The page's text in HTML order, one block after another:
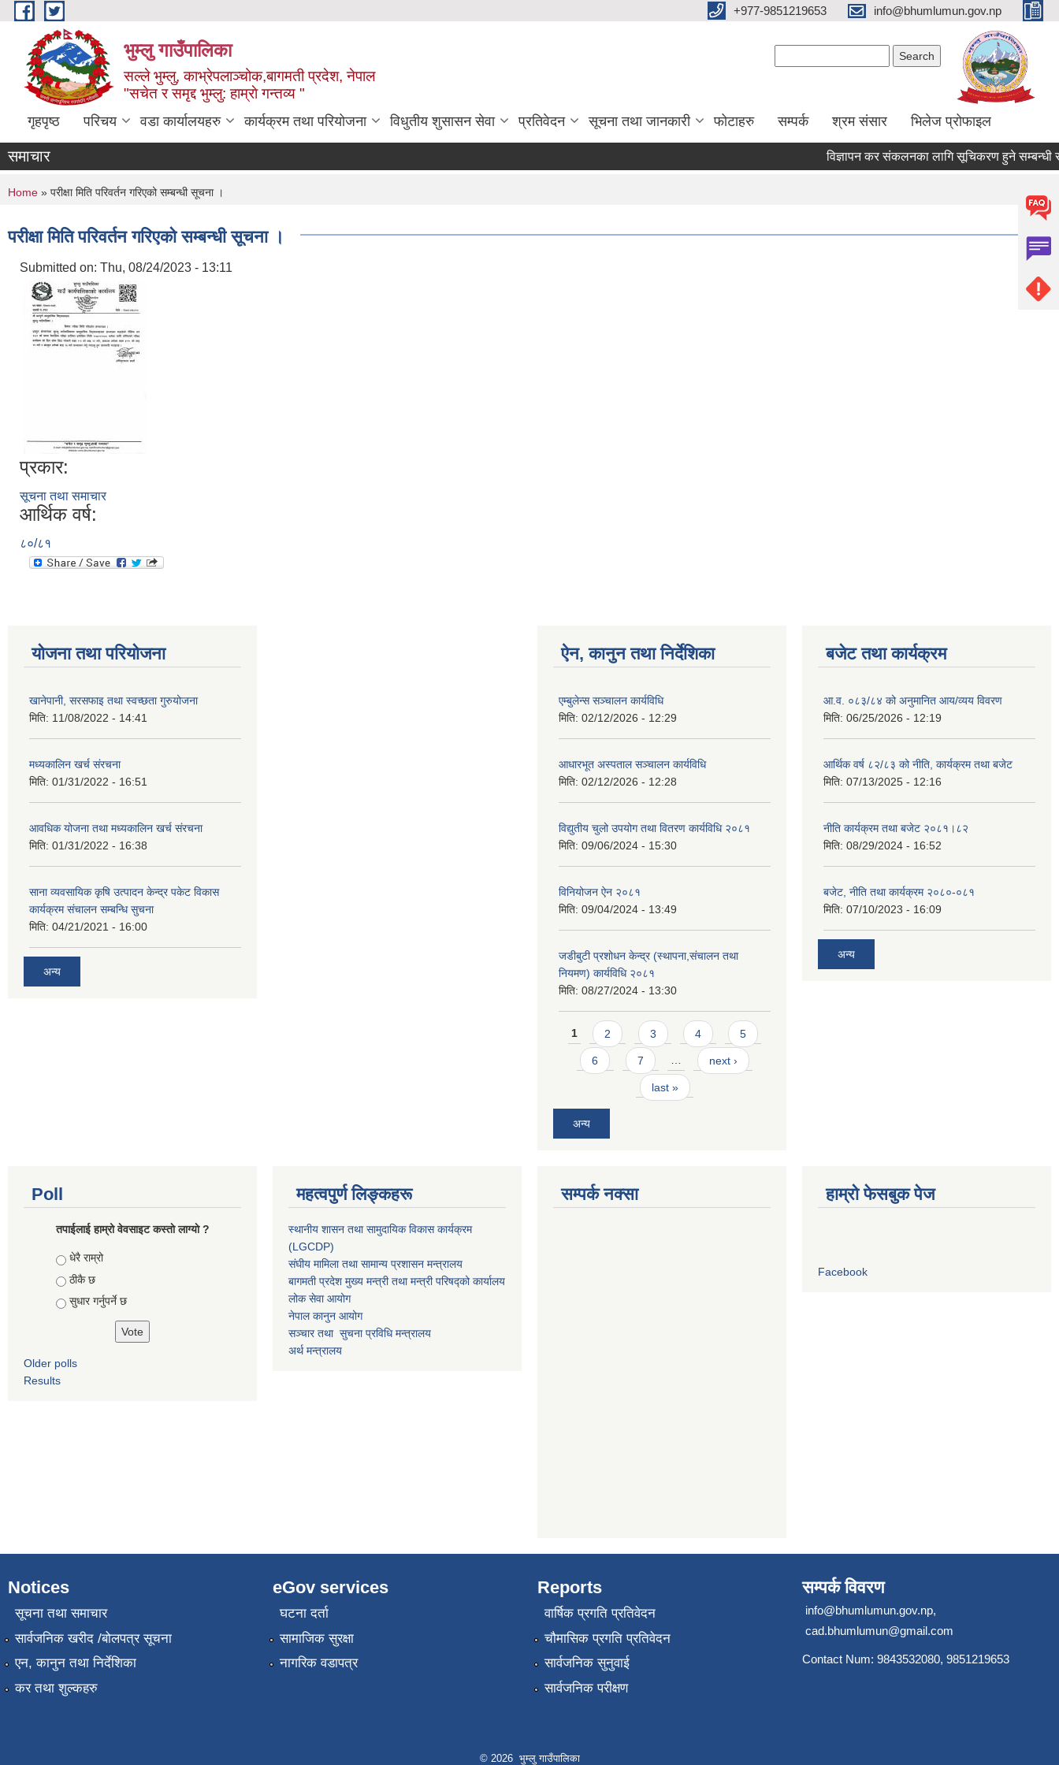
Skip to main content +977-9851219653 info@bhumlumun.gov.np
भुम्लु गाउँपालिका
सल्ले भुम्लु, काभ्रेपलाञ्चोक,बागमती प्रदेश, नेपाल
"सचेत र समृद्द भुम्लु: हाम्राे गन्तव्य "
गृहपृष्ठ परिचय वडा कार्यालयहरु कार्यक्रम तथा परियोजना विधुतीय शुसासन सेवा प्रतिवेदन सूचना तथा जानकारी फोटाहरु सम्पर्क श्रम संसार भिलेज प्रोफाइल
समाचार विज्ञापन कर संकलनका लागि सूचिकरण हुने सम्बन्धी
You are here
Home » परीक्षा मिति परिवर्तन गरिएको सम्बन्धी सूचना ।
परीक्षा मिति परिवर्तन गरिएको सम्बन्धी सूचना ।
Submitted on: Thu, 08/24/2023 - 13:11
प्रकार:
सूचना तथा समाचार
आर्थिक वर्ष:
८०/८१
योजना तथा परियोजना
खानेपानी, सरसफाइ तथा स्वच्छता गुरुयोजना
मिति: 11/08/2022 - 14:41
मध्यकालिन खर्च संरचना
मिति: 01/31/2022 - 16:51
आवधिक योजना तथा मध्यकालिन खर्च संरचना
मिति: 01/31/2022 - 16:38
साना व्यवसायिक कृषि उत्पादन केन्द्र पकेट विकास
कार्यक्रम संचालन सम्बन्धि सुचना
मिति: 04/21/2021 - 16:00
अन्य
ऐन, कानुन तथा निर्देशिका
एम्बुलेन्स सञ्चालन कार्यविधि
मिति: 02/12/2026 - 12:29
आधारभूत अस्पताल सञ्चालन कार्यविधि
मिति: 02/12/2026 - 12:28
विद्युतीय चुलो उपयोग तथा वितरण कार्यविधि २०८१
मिति: 09/06/2024 - 15:30
विनियोजन ऐन २०८१
मिति: 09/04/2024 - 13:49
जडीबुटी प्रशोधन केन्द्र (स्थापना,संचालन तथा
नियमण) कार्यविधि २०८१
मिति: 08/27/2024 - 13:30
Pages
1 2 3 4 5
6 7 … next ›
last »
अन्य
बजेट तथा कार्यक्रम
आ.व. ०८३/८४ को अनुमानित आय/व्यय विवरण
मिति: 06/25/2026 - 12:19
आर्थिक वर्ष ८२/८३ को नीति, कार्यक्रम तथा बजेट
मिति: 07/13/2025 - 12:16
नीति कार्यक्रम तथा बजेट २०८१।८२
मिति: 08/29/2024 - 16:52
बजेट, नीति तथा कार्यक्रम २०८०-०८१
मिति: 07/10/2023 - 16:09
अन्य
Poll
तपाईलाई हाम्रो वेवसाइट कस्ताे लाग्याे ?
Choices
धेरै राम्रो
ठीकै छ
सुधार गर्नुपर्ने छ
Older polls
Results
महत्वपुर्ण लिङ्कहरू
स्थानीय शासन तथा सामुदायिक विकास कार्यक्रम
(LGCDP)
संघीय मामिला तथा सामान्य प्रशासन मन्त्रालय
बागमती प्रदेश मुख्य मन्त्री तथा मन्त्री परिषद्को कार्यालय
लोक सेवा आयोग
नेपाल कानुन आयोग
सञ्चार तथा सुचना प्रविधि मन्त्रालय
अर्थ मन्त्रालय
सम्पर्क नक्सा हाम्रो फेसबुक पेज
Facebook
Notices
सूचना तथा समाचार
सार्वजनिक खरीद /बोलपत्र सूचना
एन, कानुन तथा निर्देशिका
कर तथा शुल्कहरु
eGov services
घटना दर्ता
सामाजिक सुरक्षा
नागरिक वडापत्र
Reports
वार्षिक प्रगति प्रतिवेदन
चौमासिक प्रगति प्रतिवेदन
सार्वजनिक सुनुवाई
सार्वजनिक परीक्षण
सम्पर्क विवरण
info@bhumlumun.gov.np,
cad.bhumlumun@gmail.com
Contact Num: 9843532080, 9851219653
© 2026 भुम्लु गाउँपालिका